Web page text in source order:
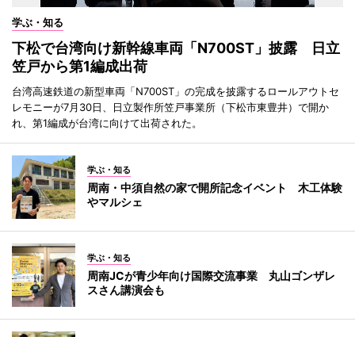
学ぶ・知る
下松で台湾向け新幹線車両「N700ST」披露 日立
笠戸から第1編成出荷
台湾高速鉄道の新型車両「N700ST」の完成を披露するロールアウトセ
レモニーが7月30日、日立製作所笠戸事業所（下松市東豊井）で開か
れ、第1編成が台湾に向けて出荷された。
学ぶ・知る
周南・中須自然の家で開所記念イベント 木工体験
やマルシェ
学ぶ・知る
周南JCが青少年向け国際交流事業 丸山ゴンザレ
スさん講演会も